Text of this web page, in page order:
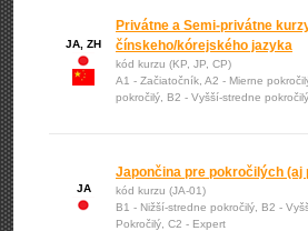
JA, ZH
Privátne a Semi-privátne
čínskeho/kórejského jazyka
kód kurzu (KP, JP, CP)
A1 - Začiatočník, A2 - Mierne
pokročilý, B2 - Vyšší-stredne
JA
Japončina pre pokročilých (aj
kód kurzu (JA-01)
B1 - Nižší-stredne pokročilý, B2 -
Pokročilý, C2 - Expert